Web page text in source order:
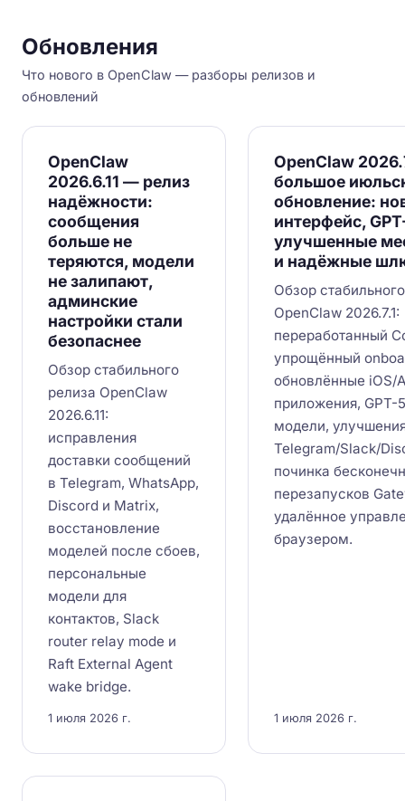
Обновления
Что нового в OpenClaw — разборы релизов и
обновлений
OpenClaw
2026.6.11 — релиз
надёжности:
сообщения
больше не
теряются, модели
не залипают,
админские
настройки стали
безопаснее
Обзор стабильного
релиза OpenClaw
2026.6.11:
исправления
доставки сообщений
в Telegram, WhatsApp,
Discord и Matrix,
восстановление
моделей после сбоев,
персональные
модели для
контактов, Slack
router relay mode и
Raft External Agent
wake bridge.
1 июля 2026 г.
OpenClaw
большое
обновление:
интерфейс,
улучшенные
и надёжные
Обзор
OpenClaw 2026.7.1:
переработанный
упрощённый
обновлённые iOS/
приложения, GPT-
модели,
Telegram/Slack/
починка
перезапусков
удалённое
браузером.
1 июля 2026 г.